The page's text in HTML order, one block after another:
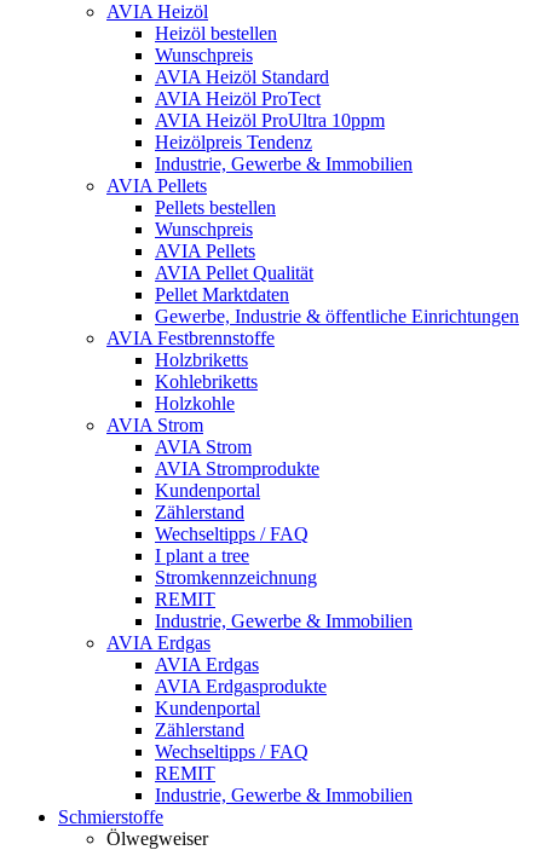
AVIA Heizöl
Heizöl bestellen
Wunschpreis
AVIA Heizöl Standard
AVIA Heizöl ProTect
AVIA Heizöl ProUltra 10ppm
Heizölpreis Tendenz
Industrie, Gewerbe & Immobilien
AVIA Pellets
Pellets bestellen
Wunschpreis
AVIA Pellets
AVIA Pellet Qualität
Pellet Marktdaten
Gewerbe, Industrie & öffentliche Einrichtungen
AVIA Festbrennstoffe
Holzbriketts
Kohlebriketts
Holzkohle
AVIA Strom
AVIA Strom
AVIA Stromprodukte
Kundenportal
Zählerstand
Wechseltipps / FAQ
I plant a tree
Stromkennzeichnung
REMIT
Industrie, Gewerbe & Immobilien
AVIA Erdgas
AVIA Erdgas
AVIA Erdgasprodukte
Kundenportal
Zählerstand
Wechseltipps / FAQ
REMIT
Industrie, Gewerbe & Immobilien
Schmierstoffe
Ölwegweiser